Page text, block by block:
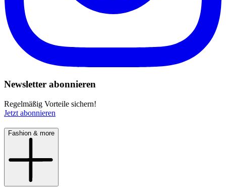
Newsletter abonnieren
Regelmäßig Vorteile sichern!
Jetzt abonnieren
Fashion & more